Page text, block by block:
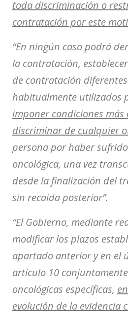
toda discriminación o
contratación por este
“En ningún caso podrá
la contratación,
de contratación
habitualmente utilizados
imponer condiciones más
discriminar de cualquier
persona por haber
oncológica, una vez
desde la finalización del
sin recaída posterior”.
“El Gobierno, mediante
modificar los plazos
apartado anterior y en el
artículo 10
oncológicas específicas,
evolución de la evidencia